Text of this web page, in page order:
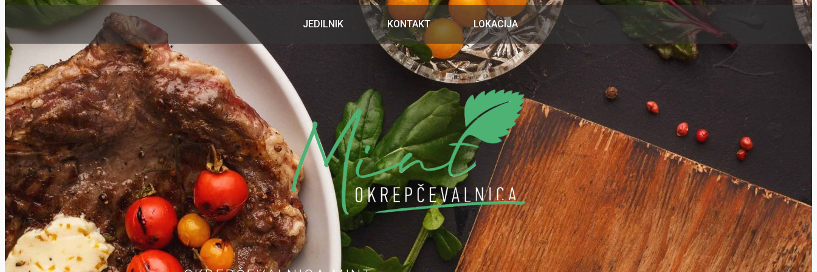
JEDILNIK KONTAKT LOKACIJA